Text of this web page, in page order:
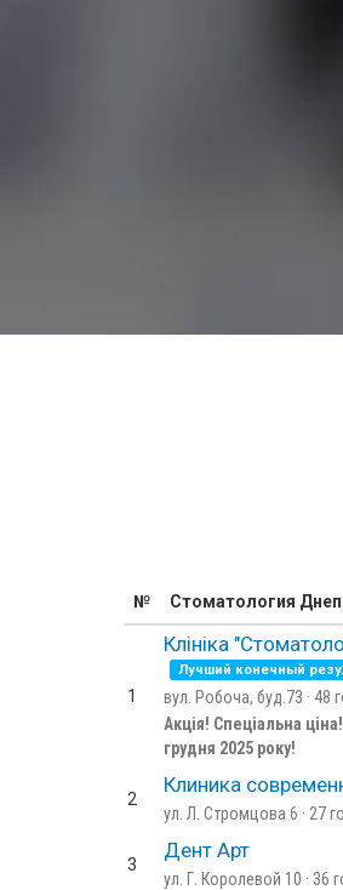
№ Стоматология
1
Клініка
Лучший конечный
вул. Робоча, буд.73 · 48
Акція! Спеціальна
грудня 2025 року!
2
Клиника
ул. Л. Стромцова 6 · 27
3
Дент Арт
ул. Г. Королевой 10 · 36